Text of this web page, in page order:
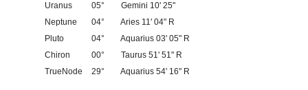
Uranus
05°
Gemini 10' 25"
Neptune
04°
Aries 11' 04" R
Pluto
04°
Aquarius 03' 05" R
Chiron
00°
Taurus 51' 51" R
TrueNode
29° Aquarius 54' 16" R